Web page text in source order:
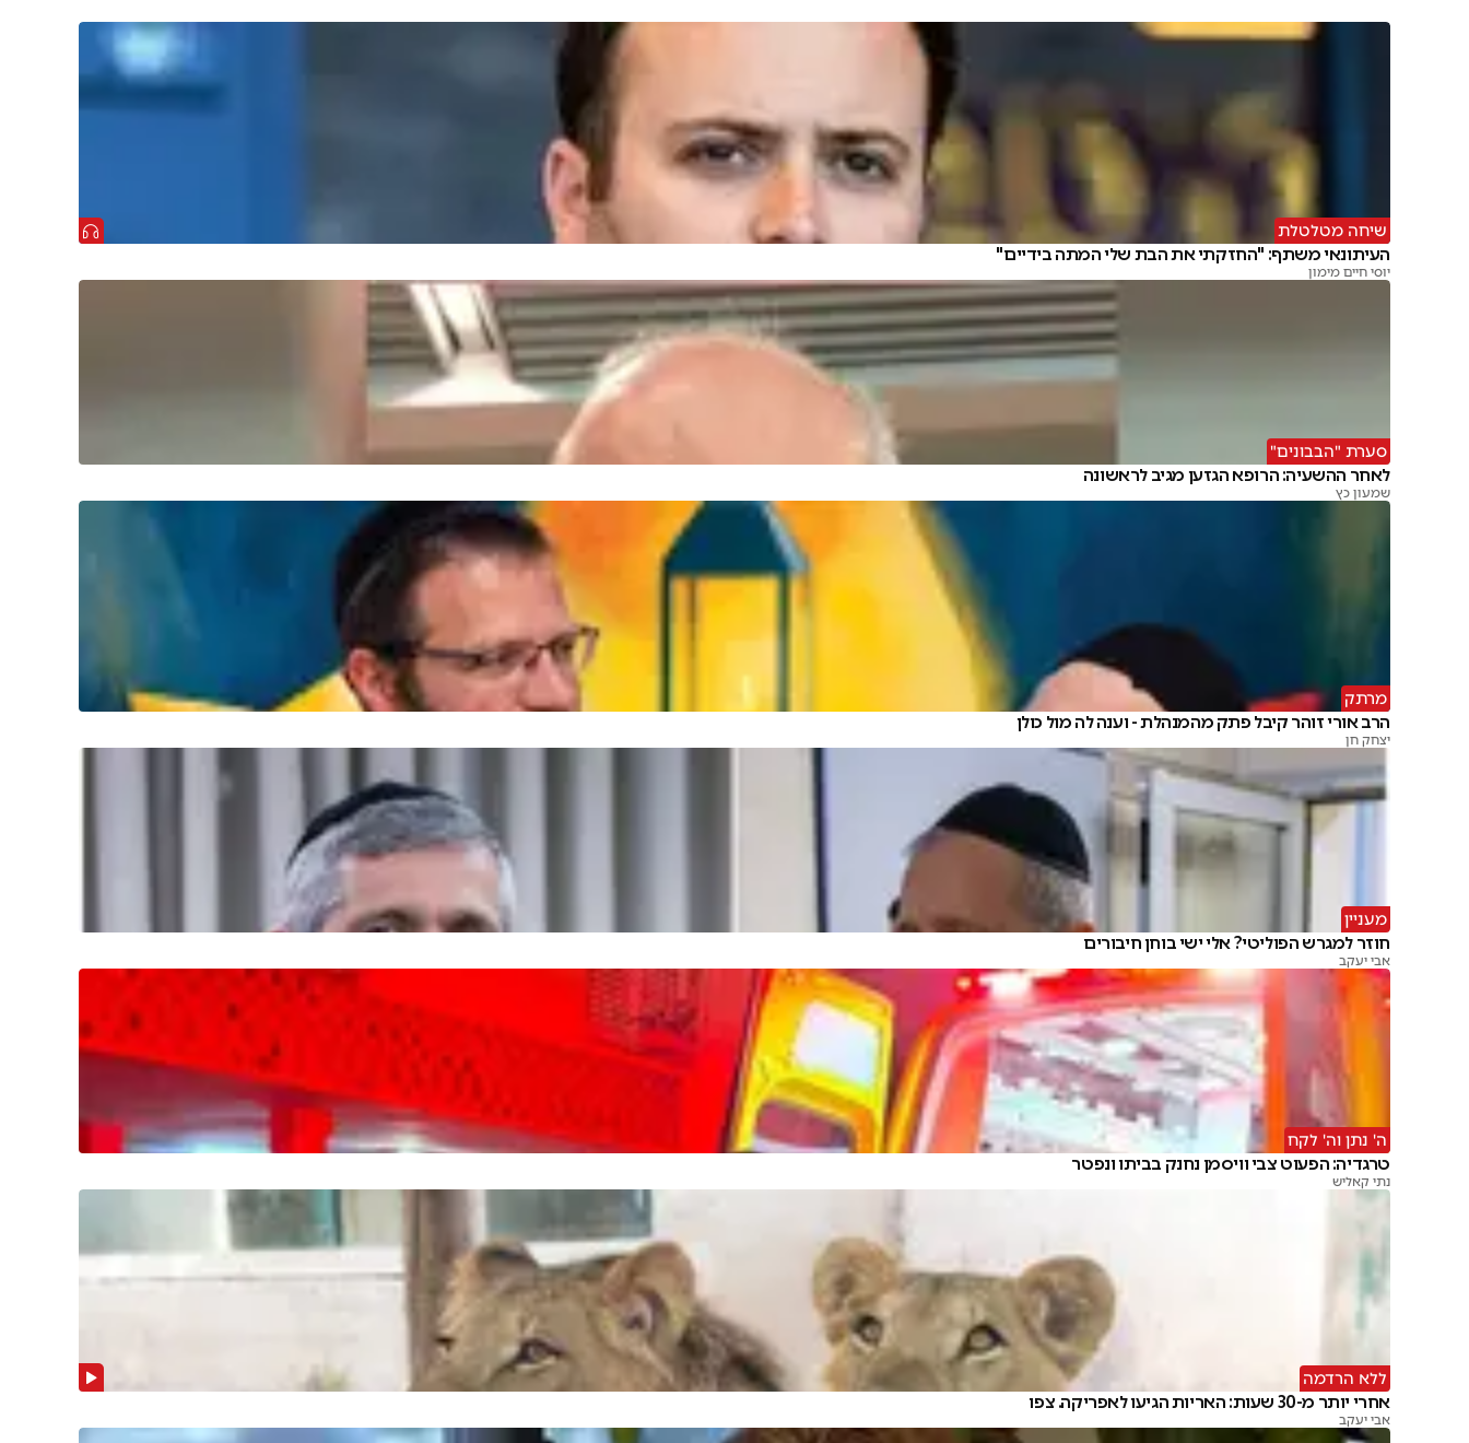
שיחה מטלטלת
העיתונאי משתף: "החזקתי את הבת שלי המתה בידיים"
יוסי חיים מימון
סערת "הבבונים"
לאחר ההשעיה: הרופא הגזען מגיב לראשונה
שמעון כץ
מרתק
הרב אורי זוהר קיבל פתק מהמנהלת - וענה לה מול כולן
יצחק חן
מעניין
חוזר למגרש הפוליטי? אלי ישי בוחן חיבורים
אבי יעקב
ה' נתן וה' לקח
טרגדיה: הפעוט צבי וויסמן נחנק בביתו ונפטר
נתי קאליש
ללא הרדמה
אחרי יותר מ-30 שעות: האריות הגיעו לאפריקה. צפו
אבי יעקב